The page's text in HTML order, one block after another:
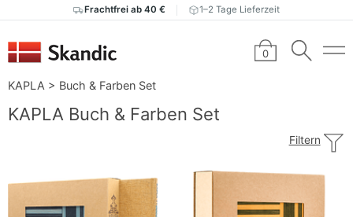
Frachtfrei ab 40 € 1–2 Tage Lieferzeit
0
KAPLA > Buch & Farben Set
KAPLA Buch & Farben Set
Filtern